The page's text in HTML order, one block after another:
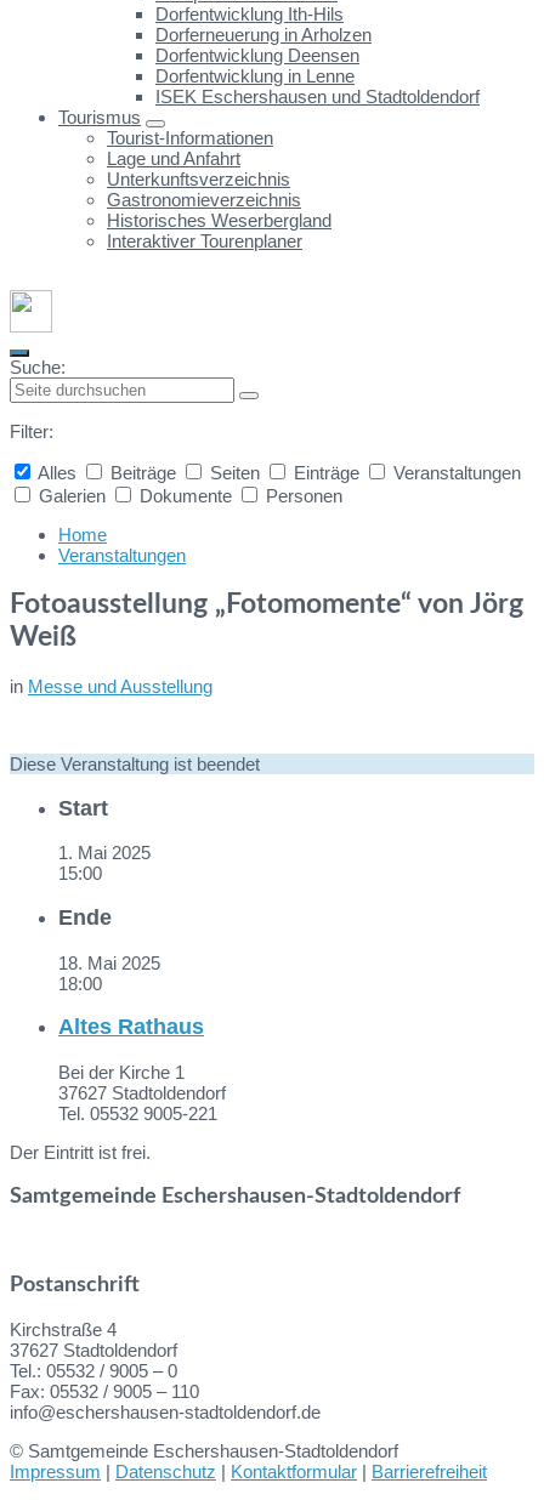
Dorfentwicklung Ith-Hils
Dorferneuerung in Arholzen
Dorfentwicklung Deensen
Dorfentwicklung in Lenne
ISEK Eschershausen und Stadtoldendorf
Tourismus
Tourist-Informationen
Lage und Anfahrt
Unterkunftsverzeichnis
Gastronomieverzeichnis
Historisches Weserbergland
Interaktiver Tourenplaner
Suche:
Filter:
Alles
Beiträge Seiten Einträge
Veranstaltungen
Galerien
Dokumente Personen
search
Home
Veranstaltungen
Fotoausstellung „Fotomomente“ von Jörg
Weiß
in Messe und Ausstellung
Diese Veranstaltung ist beendet
Start
1. Mai 2025
15:00
Ende
18. Mai 2025
18:00
Altes Rathaus
Bei der Kirche 1
37627 Stadtoldendorf
Tel. 05532 9005-221
Der Eintritt ist frei.
Samtgemeinde Eschershausen-Stadtoldendorf
Postanschrift
Kirchstraße 4
37627 Stadtoldendorf
Tel.: 05532 / 9005 – 0
Fax: 05532 / 9005 – 110
info@eschershausen-stadtoldendorf.de
© Samtgemeinde Eschershausen-Stadtoldendorf
Impressum | Datenschutz | Kontaktformular | Barrierefreiheit